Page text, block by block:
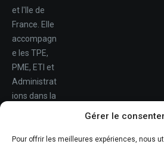
Gérer le
Pour offrir les meilleures expériences, nous
et l'Ile de
France. Elle
accompagn
e les TPE,
PME, ETI et
Administrat
ions dans la
déploiemen